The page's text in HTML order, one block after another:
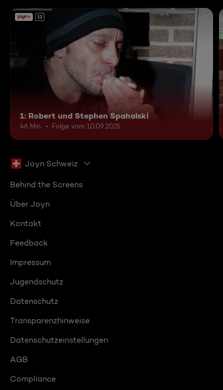
12
1: Robert und Stephen Spahalski
46 Min. Folge vom 10.09.2025
Joyn Schweiz
Behind the Screens
Über Joyn
Kontakt
Feedback
Impressum
Jugendschutz
Datenschutz
Transparenzhinweise
Datenschutzeinstellungen
AGB
Compliance